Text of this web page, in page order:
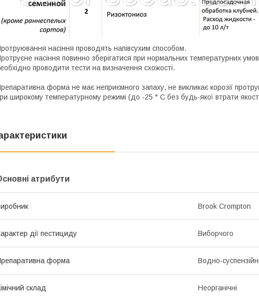
насіння проводять напівсухим способом.
насіння повинно зберігатися при нормальних температурних
проводити тести на визначення схожості.
форма не має неприємного запаху, не викликає корозії
широкому температурному режимі (до -25 ° С без будь-якої втрати
атрибути
Brook Crompton
дії пестициду Виборчого
форма Водно-
склад Неорганічні